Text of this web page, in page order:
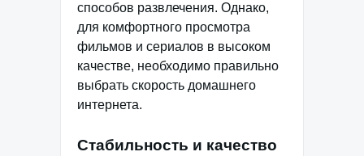
способов развлечения. Однако,
для комфортного просмотра
фильмов и сериалов в высоком
качестве, необходимо правильно
выбрать скорость домашнего
интернета.
Стабильность и качество